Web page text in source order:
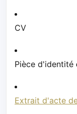
CV
Pièce d'identité
Extrait d'acte